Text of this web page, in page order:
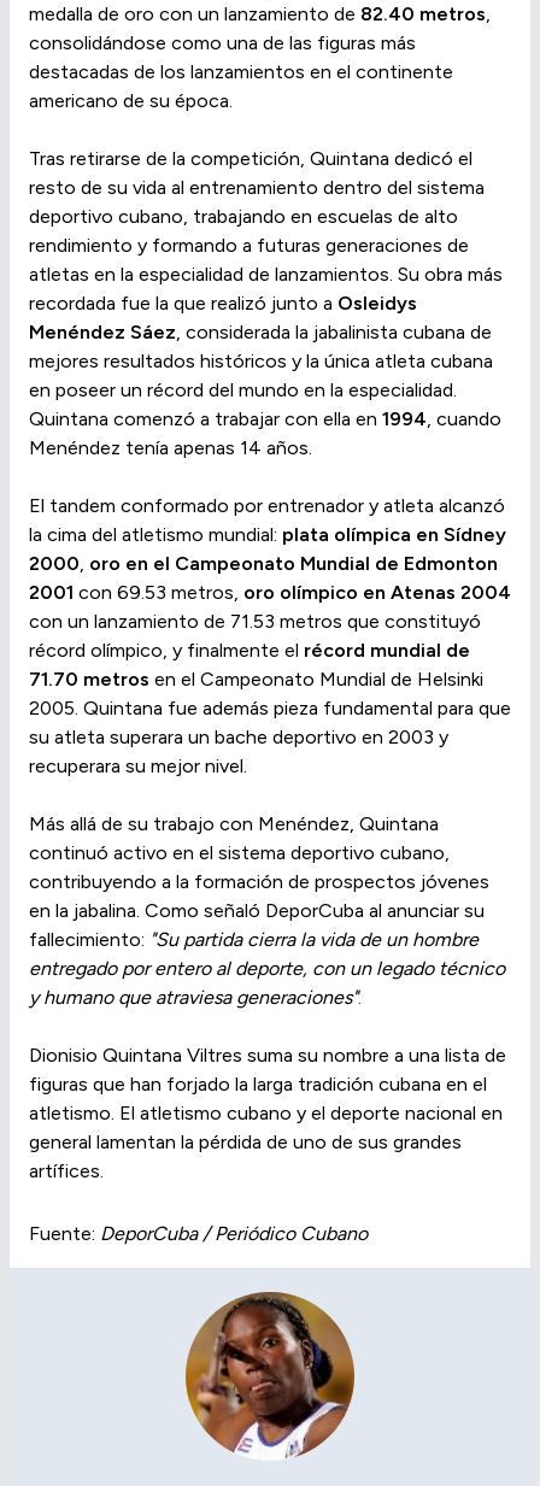
medalla de oro con un lanzamiento de 82.40 metros,
consolidándose como una de las figuras más
destacadas de los lanzamientos en el continente
americano de su época.
Tras retirarse de la competición, Quintana dedicó el
resto de su vida al entrenamiento dentro del sistema
deportivo cubano, trabajando en escuelas de alto
rendimiento y formando a futuras generaciones de
atletas en la especialidad de lanzamientos. Su obra más
recordada fue la que realizó junto a Osleidys
Menéndez Sáez, considerada la jabalinista cubana de
mejores resultados históricos y la única atleta cubana
en poseer un récord del mundo en la especialidad.
Quintana comenzó a trabajar con ella en 1994, cuando
Menéndez tenía apenas 14 años.
El tandem conformado por entrenador y atleta alcanzó
la cima del atletismo mundial: plata olímpica en Sídney
2000, oro en el Campeonato Mundial de Edmonton
2001 con 69.53 metros, oro olímpico en Atenas 2004
con un lanzamiento de 71.53 metros que constituyó
récord olímpico, y finalmente el récord mundial de
71.70 metros en el Campeonato Mundial de Helsinki
2005. Quintana fue además pieza fundamental para que
su atleta superara un bache deportivo en 2003 y
recuperara su mejor nivel.
Más allá de su trabajo con Menéndez, Quintana
continuó activo en el sistema deportivo cubano,
contribuyendo a la formación de prospectos jóvenes
en la jabalina. Como señaló DeporCuba al anunciar su
fallecimiento: "Su partida cierra la vida de un hombre
entregado por entero al deporte, con un legado técnico
y humano que atraviesa generaciones".
Dionisio Quintana Viltres suma su nombre a una lista de
figuras que han forjado la larga tradición cubana en el
atletismo. El atletismo cubano y el deporte nacional en
general lamentan la pérdida de uno de sus grandes
artífices.
Fuente: DeporCuba / Periódico Cubano